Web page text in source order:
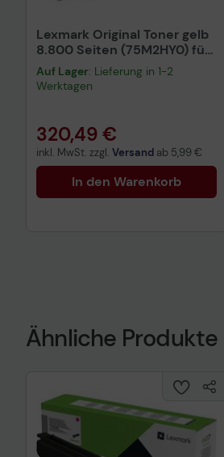
Lexmark Original Toner gelb
8.800 Seiten (75M2HY0) für
CX532adwe
Auf Lager: Lieferung in 1-2
Werktagen
320,49 €
inkl. MwSt. zzgl. Versand ab 5,99 €
In den Warenkorb
Ähnliche Produkte